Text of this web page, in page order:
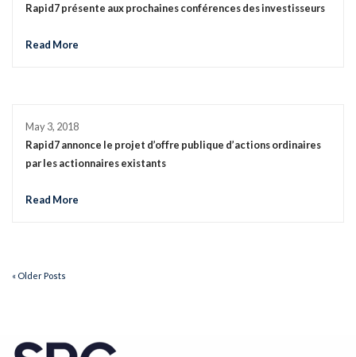
Rapid7 présente aux prochaines conférences des investisseurs
Read More
May 3, 2018
Rapid7 annonce le projet d’offre publique d’actions ordinaires
par les actionnaires existants
Read More
« Older Posts